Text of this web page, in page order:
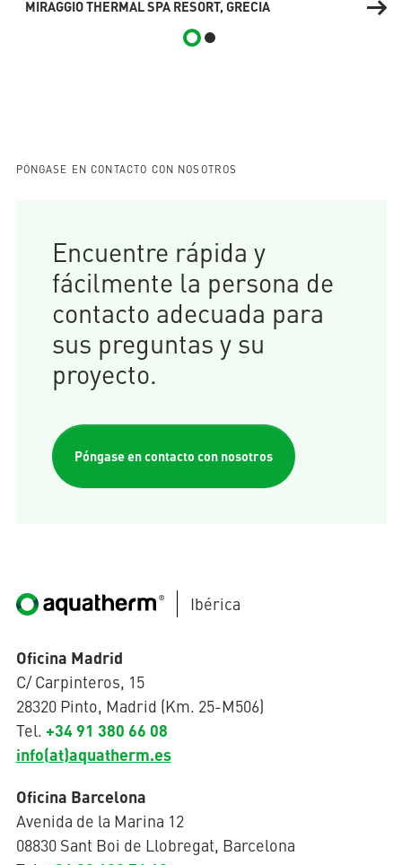
MIRAGGIO THERMAL SPA RESORT, GRECIA
PÓNGASE EN CONTACTO CON NOSOTROS
Encuentre rápida y
fácilmente la persona de
contacto adecuada para
sus preguntas y su
proyecto.
Póngase en contacto con nosotros
Ibérica
Oficina Madrid
C/ Carpinteros, 15
28320 Pinto, Madrid (Km. 25-M506)
Tel. +34 91 380 66 08
info(at)aquatherm.es
Oficina Barcelona
Avenida de la Marina 12
08830 Sant Boi de Llobregat, Barcelona